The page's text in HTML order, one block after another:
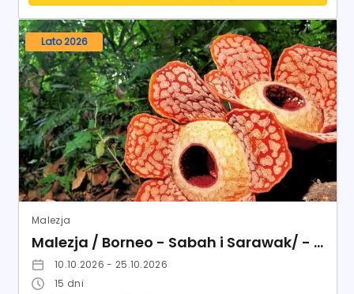
Lato 2026
Malezja
Malezja / Borneo - Sabah i Sarawak/ - Singapur
10.10.2026 - 25.10.2026
15 dni